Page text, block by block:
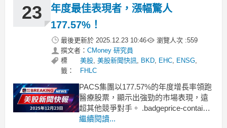
23
年度最佳表現者，漲幅驚人
177.57%！
最後更新於 2025.12.23 10:46 瀏覽人次 :559
撰文者： CMoney 研究員
標
籤：
美股,美股新聞快訊, BKD, EHC, ENSG,
FHLC
PACS集團以177.57%的年度增長率領跑
醫療股票，顯示出強勁的市場表現，遠
超其他競爭對手。 .badgeprice-container
{
繼續閱讀...